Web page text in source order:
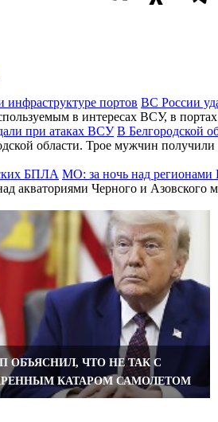
ВС России
в интересах ВСУ, в
В Белгородской
области. Трое мужчин
МО: за ночь над
акваториями Черного и
ОБЪЯСНИЛ, ЧТО НЕ ТАК С
КАТАРОМ САМОЛЕТОМ